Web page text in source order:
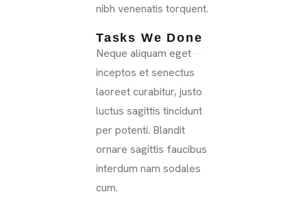
nibh venenatis torquent.
Tasks We Done
Neque aliquam eget
inceptos et senectus
laoreet curabitur, justo
luctus sagittis tincidunt
per potenti. Blandit
ornare sagittis faucibus
interdum nam sodales
cum.